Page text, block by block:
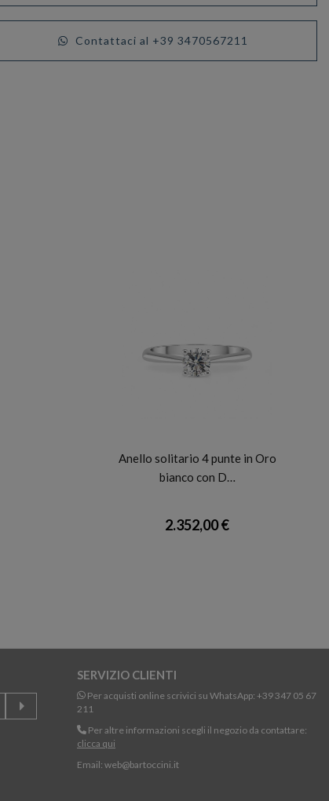
Contattaci al +39 3470567211
Anello solitario 4 punte in Oro
bianco con D…
2.352,00 €
SERVIZIO CLIENTI
Per acquisti online scrivici su WhatsApp: +39 347 05 67
211
Per altre informazioni scegli il negozio da contattare:
clicca qui
Email: web@bartoccini.it